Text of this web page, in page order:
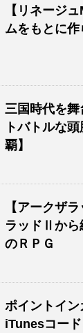
【リネージ
ムをもとに
三国時代を
トバトルな
覇】
【アークザ
ラッドⅡか
のＲＰＧ
ポイントイ
iTunesコー